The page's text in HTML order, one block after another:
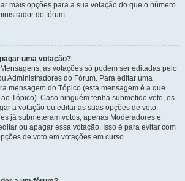
mais opções para a sua votação do que o número
do fórum.
uma votação?
as votações só podem ser editadas pelo
Administradores do Fórum. Para editar uma
mensagem do Tópico (esta mensagem é a que
Tópico). Caso ninguém tenha submetido voto, os
a votação ou editar as suas opções de voto.
já submeteram votos, apenas Moderadores e
ou apagar essa votação. Isso é para evitar com
de voto em votações em curso.